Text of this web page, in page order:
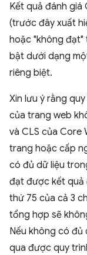
Kết quả đánh giá
(trước đây xuất
hoặc "không đạt"
bật dưới dạng
riêng biệt.
Xin lưu ý rằng
của trang web
và CLS của
trang hoặc cấp
có đủ dữ liệu
đạt được kết quả
thứ 75 của cả 3
tổng hợp sẽ
Nếu không có đủ
qua được quy